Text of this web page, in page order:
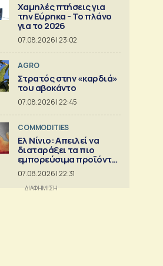
Χαμηλές πτήσεις για
την Εύρηκα - Το πλάνο
για το 2026
07.08.2026 | 23:02
AGRO
Στρατός στην «καρδιά»
του αβοκάντο
07.08.2026 | 22:45
COMMODITIES
Ελ Νίνιο: Απειλεί να
διαταράξει τα πιο
εμπορεύσιμα προϊόντα
στον κόσμο
07.08.2026 | 22:31